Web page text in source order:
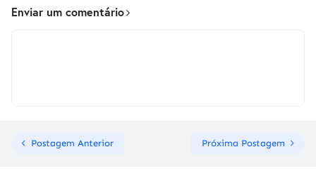
Enviar um comentário
Postagem Anterior Próxima Postagem